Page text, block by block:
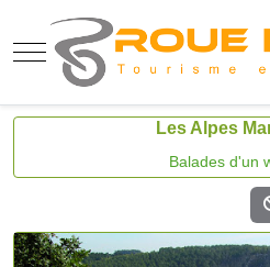
Mobile Menu Toggle
Les Alpes
Balades d'un